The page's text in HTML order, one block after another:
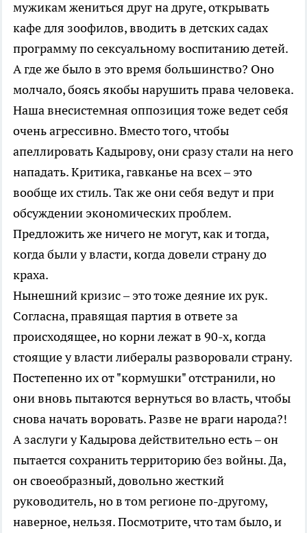
мужикам жениться друг на друге, открывать
кафе для зоофилов, вводить в детских садах
программу по сексуальному воспитанию детей.
А где же было в это время большинство? Оно
молчало, боясь якобы нарушить права человека.
Наша внесистемная оппозиция тоже ведет себя
очень агрессивно. Вместо того, чтобы
апеллировать Кадырову, они сразу стали на него
нападать. Критика, гавканье на всех – это
вообще их стиль. Так же они себя ведут и при
обсуждении экономических проблем.
Предложить же ничего не могут, как и тогда,
когда были у власти, когда довели страну до
краха.
Нынешний кризис – это тоже деяние их рук.
Согласна, правящая партия в ответе за
происходящее, но корни лежат в 90-х, когда
стоящие у власти либералы разворовали страну.
Постепенно их от "кормушки" отстранили, но
они вновь пытаются вернуться во власть, чтобы
снова начать воровать. Разве не враги народа?!
А заслуги у Кадырова действительно есть – он
пытается сохранить территорию без войны. Да,
он своеобразный, довольно жесткий
руководитель, но в том регионе по-другому,
наверное, нельзя. Посмотрите, что там было, и